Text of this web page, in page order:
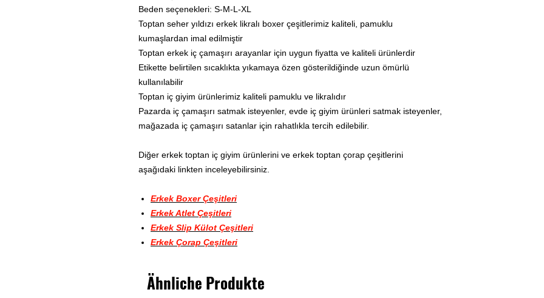
Beden seçenekleri: S-M-L-XL
Toptan seher yıldızı erkek likralı boxer çeşitlerimiz kaliteli, pamuklu
kumaşlardan imal edilmiştir
Toptan erkek iç çamaşırı arayanlar için uygun fiyatta ve kaliteli ürünlerdir
Etikette belirtilen sıcaklıkta yıkamaya özen gösterildiğinde uzun ömürlü
kullanılabilir
Toptan iç giyim ürünlerimiz kaliteli pamuklu ve likralıdır
Pazarda iç çamaşırı satmak isteyenler, evde iç giyim ürünleri satmak isteyenler,
mağazada iç çamaşırı satanlar için rahatlıkla tercih edilebilir.
Diğer erkek toptan iç giyim ürünlerini ve erkek toptan çorap çeşitlerini
aşağıdaki linkten inceleyebilirsiniz.
Erkek Boxer Çeşitleri
Erkek Atlet Çeşitleri
Erkek Slip Külot Çeşitleri
Erkek Çorap Çeşitleri
Ähnliche Produkte